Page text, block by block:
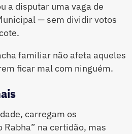
a disputar uma vaga de
— sem dividir votos
familiar não afeta aqueles
ficar mal com ninguém.
carregam os
na certidão, mas